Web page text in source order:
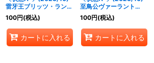
雷牙王ブリッツ・ランポ
【X】{BS66-X04}
《緑》
100円(税込)
カートに入れる
至鳥公ヴァーラント
【M】{BS65-060}
《青》
100円(税込)
カートに入れる